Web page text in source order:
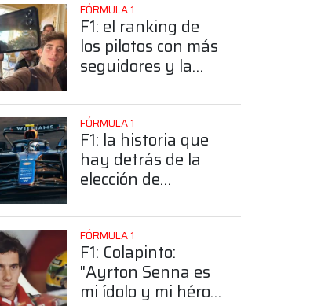
FÓRMULA 1
F1: el ranking de
los pilotos con más
seguidores y la
posición de
Colapinto
FÓRMULA 1
F1: la historia que
hay detrás de la
elección de
número 43
FÓRMULA 1
F1: Colapinto:
"Ayrton Senna es
mi ídolo y mi héroe